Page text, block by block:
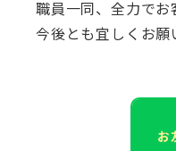
職員一同、全力でお
今後とも宜しくお願
お